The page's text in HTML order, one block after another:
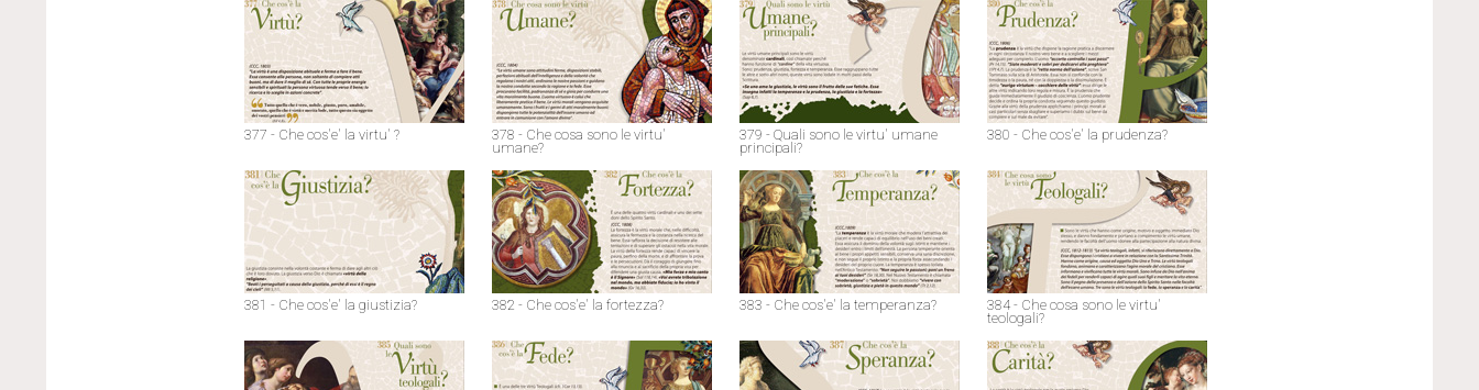
377 - Che cos'e' la virtu' ?
378 - Che cosa sono le virtu'
umane?
379 - Quali sono le virtu' umane
principali?
380 - Che cos'e' la prudenza?
381 - Che cos'e' la giustizia? 382 - Che cos'e' la fortezza? 383 - Che cos'e' la temperanza?
384 - Che cosa sono le virtu'
teologali?